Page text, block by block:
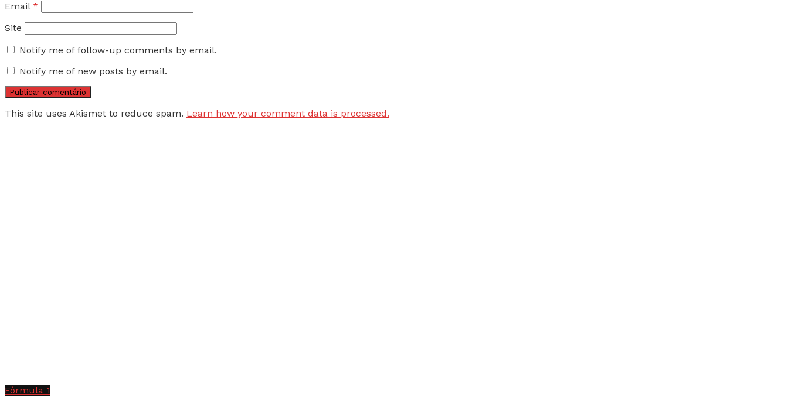
Email *
Site
Notify me of follow-up comments by email.
Notify me of new posts by email.
This site uses Akismet to reduce spam. Learn how your comment data is processed.
Fórmula 1